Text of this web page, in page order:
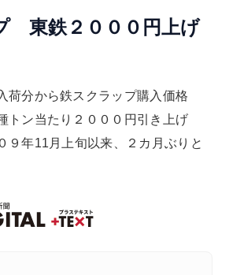
東鉄２０００円上げ
分から鉄スクラップ購入価格
トン当たり２０００円引き上げ
９年11月上旬以来、２カ月ぶりと